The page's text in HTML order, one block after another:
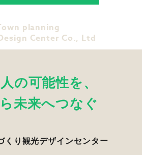
planning
Center Co., Ltd
の可能性を、
未来へつなぐ
くり観光デザインセンター